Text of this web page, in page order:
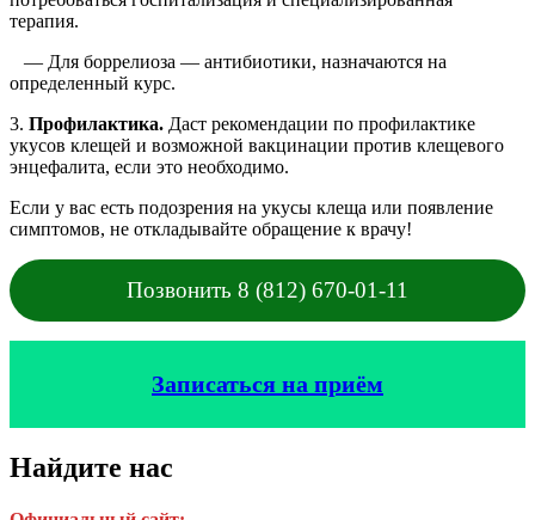
терапия.
— Для боррелиоза — антибиотики, назначаются на
определенный курс.
3. Профилактика. Даст рекомендации по профилактике
укусов клещей и возможной вакцинации против клещевого
энцефалита, если это необходимо.
Если у вас есть подозрения на укусы клеща или появление
симптомов, не откладывайте обращение к врачу!
Позвонить 8 (812) 670-01-11
Записаться на приём
Найдите нас